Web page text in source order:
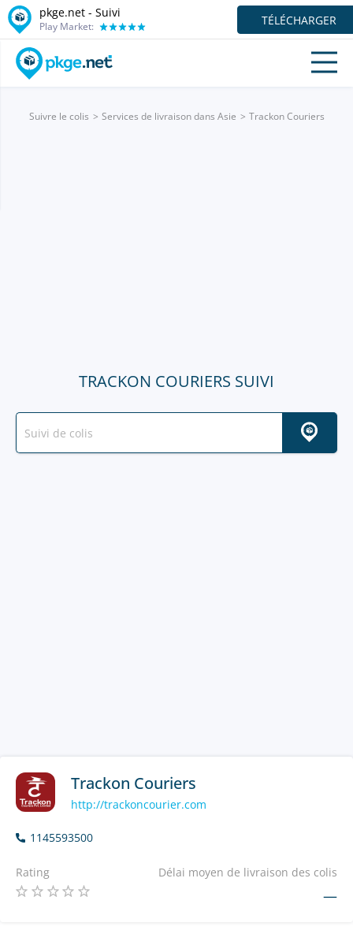
pkge.net - Suivi
Play Market: TÉLÉCHARGER
Suivre le colis Services de livraison dans Asie Trackon Couriers
TRACKON COURIERS SUIVI
Trackon Couriers
http://trackoncourier.com
1145593500
Rating Délai moyen de livraison des colis
—